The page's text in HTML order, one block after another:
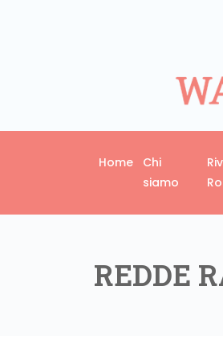
Home
Chi
siamo
REDDE